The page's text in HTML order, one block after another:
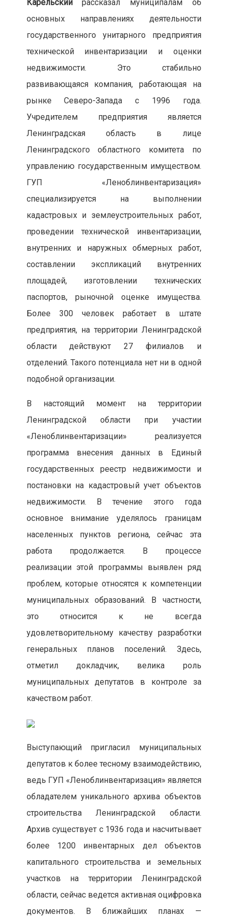
Карельскийрассказал муниципалам об
основных направлениях деятельности
государственного унитарного предприятия
технической инвентаризации и оценки
недвижимости. Это стабильно
развивающаяся компания, работающая на
рынке Северо-Запада с 1996 года.
Учредителем предприятия является
Ленинградская область в лице
Ленинградского областного комитета по
управлению государственным имуществом.
ГУП «Леноблинвентаризация»
специализируется на выполнении
кадастровых и землеустроительных работ,
проведении технической инвентаризации,
внутренних и наружных обмерных работ,
составлении экспликаций внутренних
площадей, изготовлении технических
паспортов, рыночной оценке имущества.
Более 300 человек работает в штате
предприятия, на территории Ленинградской
области действуют 27 филиалов и
отделений. Такого потенциала нет ни в одной
подобной организации.
В настоящий момент на территории
Ленинградской области при участии
«Леноблинвентаризации» реализуется
программа внесения данных в Единый
государственных реестр недвижимости и
постановки на кадастровый учет объектов
недвижимости. В течение этого года
основное внимание уделялось границам
населенных пунктов региона, сейчас эта
работа продолжается. В процессе
реализации этой программы выявлен ряд
проблем, которые относятся к компетенции
муниципальных образований. В частности,
это относится к не всегда
удовлетворительному качеству разработки
генеральных планов поселений. Здесь,
отметил докладчик, велика роль
муниципальных депутатов в контроле за
качеством работ.
Выступающий пригласил муниципальных
депутатов к более тесному взаимодействию,
ведь ГУП «Леноблинвентаризация» является
обладателем уникального архива объектов
строительства Ленинградской области.
Архив существует с 1936 года и насчитывает
более 1200 инвентарных дел объектов
капитального строительства и земельных
участков на территории Ленинградской
области, сейчас ведется активная оцифровка
документов. В ближайших планах —